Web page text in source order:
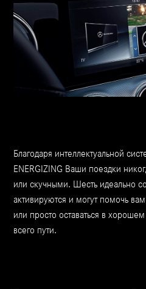
Благодаря интеллектуальной
ENERGIZING Ваши поездки
или скучными. Шесть идеально
активируются и могут помочь
или просто оставаться в
всего пути.